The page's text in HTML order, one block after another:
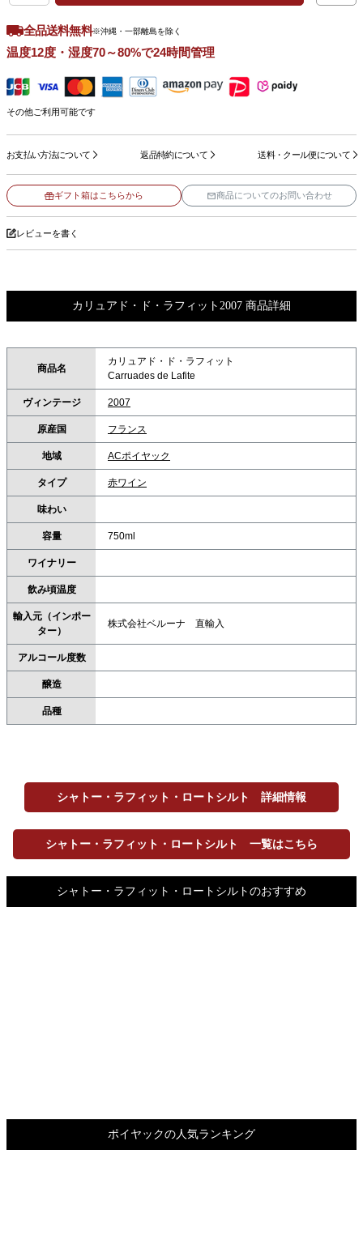
全品送料無料※沖縄・一部離島を除く
温度12度・湿度70～80%で24時間管理
その他ご利用可能です
お支払い方法について 返品特約について 送料・クール便について
ギフト箱はこちらから 商品についてのお問い合わせ
レビューを書く
カリュアド・ド・ラフィット2007 商品詳細
商品名
カリュアド・ド・ラフィット
Carruades de Lafite
ヴィンテージ 2007
原産国 フランス
地域 ACポイヤック
タイプ 赤ワイン
味わい
容量 750ml
ワイナリー
飲み頃温度
輸入元（インポー
ター）
株式会社ベルーナ 直輸入
アルコール度数
醸造
品種
シャトー・ラフィット・ロートシルト 詳細情報
シャトー・ラフィット・ロートシルト 一覧はこちら
シャトー・ラフィット・ロートシルトのおすすめ
ポイヤックの人気ランキング